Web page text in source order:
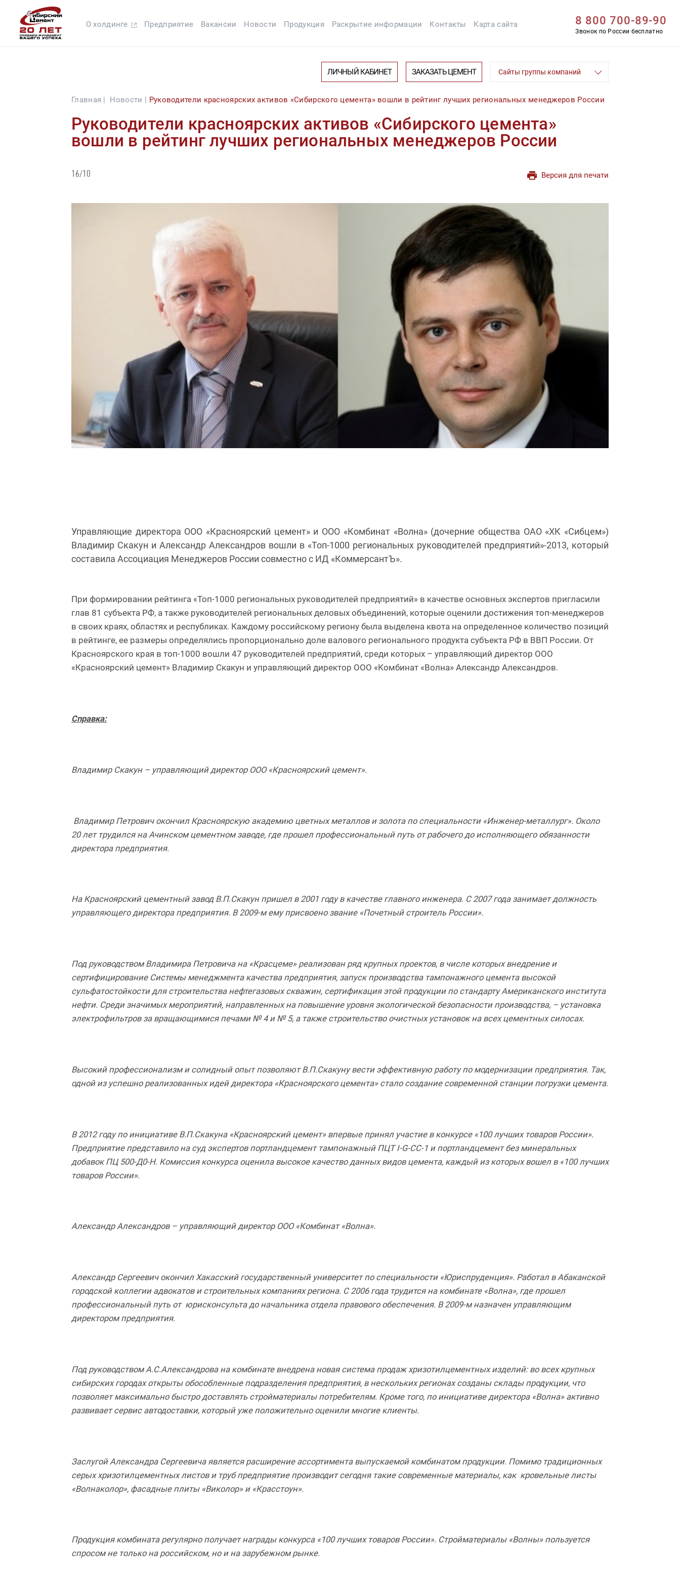
О холдинге Предприятие Вакансии Новости Продукция Раскрытие информации Контакты Карта сайта 8 800 700-89-90
Звонок по России бесплатно
ЛИЧНЫЙ КАБИНЕТ ЗАКАЗАТЬ ЦЕМЕНТ Сайты группы компаний
Главная | Новости | Руководители красноярских активов «Сибирского цемента» вошли в рейтинг лучших региональных менеджеров России
Руководители красноярских активов «Сибирского цемента»
вошли в рейтинг лучших региональных менеджеров России
16/10 Версия для печати
Управляющие директора ООО «Красноярский цемент» и ООО «Комбинат «Волна» (дочерние общества ОАО «ХК «Сибцем»)
Владимир Скакун и Александр Александров вошли в «Топ-1000 региональных руководителей предприятий»-2013, который
составила Ассоциация Менеджеров России совместно с ИД «КоммерсантЪ».
При формировании рейтинга «Топ-1000 региональных руководителей предприятий» в качестве основных экспертов пригласили
глав 81 субъекта РФ, а также руководителей региональных деловых объединений, которые оценили достижения топ-менеджеров
в своих краях, областях и республиках. Каждому российскому региону была выделена квота на определенное количество позиций
в рейтинге, ее размеры определялись пропорционально доле валового регионального продукта субъекта РФ в ВВП России. От
Красноярского края в топ-1000 вошли 47 руководителей предприятий, среди которых – управляющий директор ООО
«Красноярский цемент» Владимир Скакун и управляющий директор ООО «Комбинат «Волна» Александр Александров.
Справка:
Владимир Скакун – управляющий директор ООО «Красноярский цемент».
Владимир Петрович окончил Красноярскую академию цветных металлов и золота по специальности «Инженер-металлург». Около
20 лет трудился на Ачинском цементном заводе, где прошел профессиональный путь от рабочего до исполняющего обязанности
директора предприятия.
На Красноярский цементный завод В.П.Скакун пришел в 2001 году в качестве главного инженера. С 2007 года занимает должность
управляющего директора предприятия. В 2009-м ему присвоено звание «Почетный строитель России».
Под руководством Владимира Петровича на «Красцеме» реализован ряд крупных проектов, в числе которых внедрение и
сертифицирование Системы менеджмента качества предприятия, запуск производства тампонажного цемента высокой
сульфатостойкости для строительства нефтегазовых скважин, сертификация этой продукции по стандарту Американского института
нефти. Среди значимых мероприятий, направленных на повышение уровня экологической безопасности производства, – установка
электрофильтров за вращающимися печами № 4 и № 5, а также строительство очистных установок на всех цементных силосах.
Высокий профессионализм и солидный опыт позволяют В.П.Скакуну вести эффективную работу по модернизации предприятия. Так,
одной из успешно реализованных идей директора «Красноярского цемента» стало создание современной станции погрузки цемента.
В 2012 году по инициативе В.П.Скакуна «Красноярский цемент» впервые принял участие в конкурсе «100 лучших товаров России».
Предприятие представило на суд экспертов портландцемент тампонажный ПЦТ I-G-СС-1 и портландцемент без минеральных
добавок ПЦ 500-Д0-Н. Комиссия конкурса оценила высокое качество данных видов цемента, каждый из которых вошел в «100 лучших
товаров России».
Александр Александров – управляющий директор ООО «Комбинат «Волна».
Александр Сергеевич окончил Хакасский государственный университет по специальности «Юриспруденция». Работал в Абаканской
городской коллегии адвокатов и строительных компаниях региона. С 2006 года трудится на комбинате «Волна», где прошел
профессиональный путь от юрисконсульта до начальника отдела правового обеспечения. В 2009-м назначен управляющим
директором предприятия.
Под руководством А.С.Александрова на комбинате внедрена новая система продаж хризотилцементных изделий: во всех крупных
сибирских городах открыты обособленные подразделения предприятия, в нескольких регионах созданы склады продукции, что
позволяет максимально быстро доставлять стройматериалы потребителям. Кроме того, по инициативе директора «Волна» активно
развивает сервис автодоставки, который уже положительно оценили многие клиенты.
Заслугой Александра Сергеевича является расширение ассортимента выпускаемой комбинатом продукции. Помимо традиционных
серых хризотилцементных листов и труб предприятие производит сегодня такие современные материалы, как кровельные листы
«Волнаколор», фасадные плиты «Виколор» и «Красстоун».
Продукция комбината регулярно получает награды конкурса «100 лучших товаров России». Стройматериалы «Волны» пользуется
спросом не только на российском, но и на зарубежном рынке.